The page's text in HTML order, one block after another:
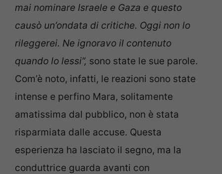
mai nominare Israele e Gaza e questo
causò un’ondata di critiche. Oggi non lo
rileggerei. Ne ignoravo il contenuto
quando lo lessi”, sono state le sue parole.
Com’è noto, infatti, le reazioni sono state
intense e perfino Mara, solitamente
amatissima dal pubblico, non è stata
risparmiata dalle accuse. Questa
esperienza ha lasciato il segno, ma la
conduttrice guarda avanti con